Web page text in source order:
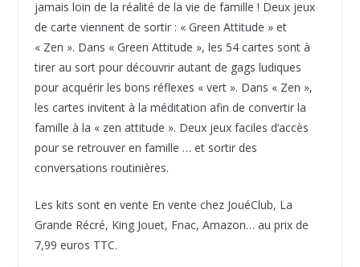
jamais loin de la réalité de la vie de famille ! Deux jeux
de carte viennent de sortir : « Green Attitude » et
« Zen ». Dans « Green Attitude », les 54 cartes sont à
tirer au sort pour découvrir autant de gags ludiques
pour acquérir les bons réflexes « vert ». Dans « Zen »,
les cartes invitent à la méditation afin de convertir la
famille à la « zen attitude ». Deux jeux faciles d’accès
pour se retrouver en famille … et sortir des
conversations routinières.
Les kits sont en vente En vente chez JouéClub, La
Grande Récré, King Jouet, Fnac, Amazon… au prix de
7,99 euros TTC.